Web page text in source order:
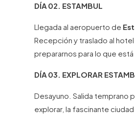
DÍA 02. ESTAMBUL
Llegada al aeropuerto de
Recepción y traslado al
prepararnos para lo que está
DÍA 03. EXPLORAR
Desayuno. Salida temprano
explorar, la fascinante